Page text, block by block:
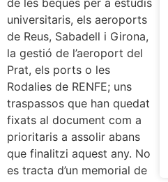
universitaris, els aeroports
de Reus, Sabadell i Girona,
la gestió de l’aeroport del
Prat, els ports o les
Rodalies de RENFE; uns
traspassos que han quedat
fixats al document com a
prioritaris a assolir abans
que finalitzi aquest any. No
es tracta d’un memorial de